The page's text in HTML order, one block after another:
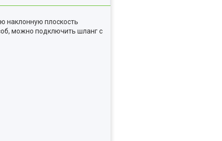
наклонную плоскость
можно подключить шланг с